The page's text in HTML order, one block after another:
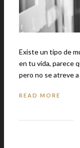
Existe un tipo de
en tu vida, parece
READ MORE